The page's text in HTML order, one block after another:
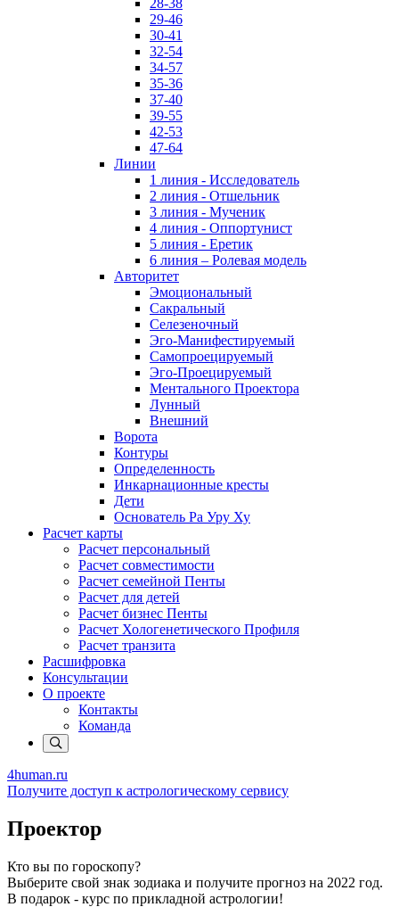
28-38
29-46
30-41
32-54
34-57
35-36
37-40
39-55
42-53
47-64
Линии
1 линия - Исследователь
2 линия - Отшельник
3 линия - Мученик
4 линия - Оппортунист
5 линия - Еретик
6 линия – Ролевая модель
Авторитет
Эмоциональный
Сакральный
Селезеночный
Эго-Манифестируемый
Самопроецируемый
Эго-Проецируемый
Ментального Проектора
Лунный
Внешний
Ворота
Контуры
Определенность
Инкарнационные кресты
Дети
Основатель Ра Уру Ху
Расчет карты
Расчет персональный
Расчет совместимости
Расчет семейной Пенты
Расчет для детей
Расчет бизнес Пенты
Расчет Хологенетического Профиля
Расчет транзита
Расшифровка
Консультации
О проекте
Контакты
Команда
4human.ru
Получите доступ к астрологическому сервису
Проектор
Кто вы по гороскопу?
Выберите свой знак зодиака и получите прогноз на 2022 год.
В подарок - курс по прикладной астрологии!